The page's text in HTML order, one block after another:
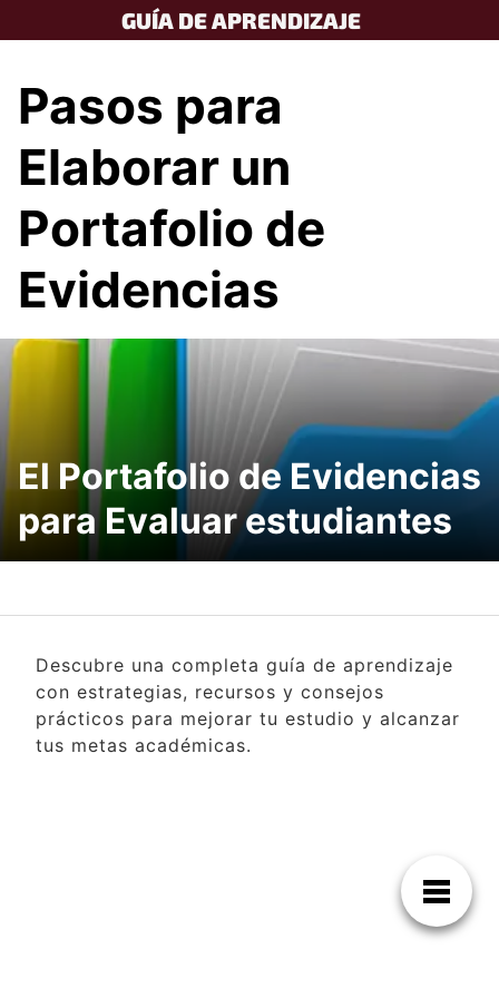
to
GUÍA DE APRENDIZAJE
Pasos para
Elaborar un
Portafolio de
Evidencias
El Portafolio de Evidencias
para Evaluar estudiantes
Descubre una completa guía de aprendizaje
con estrategias, recursos y consejos
prácticos para mejorar tu estudio y alcanzar
tus metas académicas.